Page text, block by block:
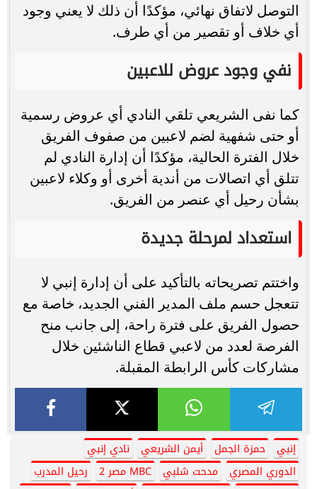
التوصل لاتفاق نهائي، مؤكدًا أن ذلك لا يعني وجود
أي خلاف أو تقصير من أي طرف.
نفي وجود عروض للاعبين
كما نفى الشريعي تلقي النادي أي عروض رسمية
أو حتى شفهية لضم لاعبين من صفوف الفريق
خلال الفترة الحالية، مؤكدًا أن إدارة النادي لم
تتلق أي اتصالات من أندية أخرى أو وكلاء لاعبين
بشأن رحيل أي عنصر من الفريق.
استعداد لمرحلة جديدة
واختتم تصريحاته بالتأكيد على أن إدارة إنبي لا
تتعجل حسم ملف المدير الفني الجديد، خاصة مع
حصول الفريق على فترة راحة، إلى جانب منح
الفرصة لعدد من لاعبي قطاع الناشئين خلال
مشاركات كأس الرابطة المقبلة.
إنبي حمزة الجمل أيمن الشريعي
نادي إنبي
الدوري المصري
مدحت شلبي MBC مصر 2
رحيل المدرب